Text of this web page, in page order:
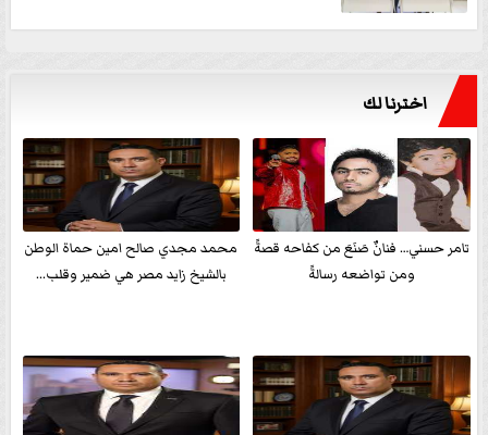
اخترنا لك
تامر حسني… فنانٌ صَنَعَ من كفاحه قصةً
ومن تواضعه رسالةً
محمد مجدي صالح امين حماة الوطن
بالشيخ زايد مصر هي ضمير وقلب...